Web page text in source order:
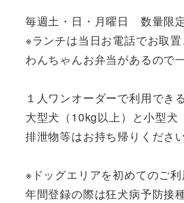
毎週土・日・月曜日　数量限
※ランチは当日お電話でお取
わんちゃんお弁当があるので
１人ワンオーダーで利用でき
大型犬（10kg以上）と小型
排泄物等はお持ち帰りくださ
※ドッグエリアを初めてのご
年間登録の際は狂犬病予防接